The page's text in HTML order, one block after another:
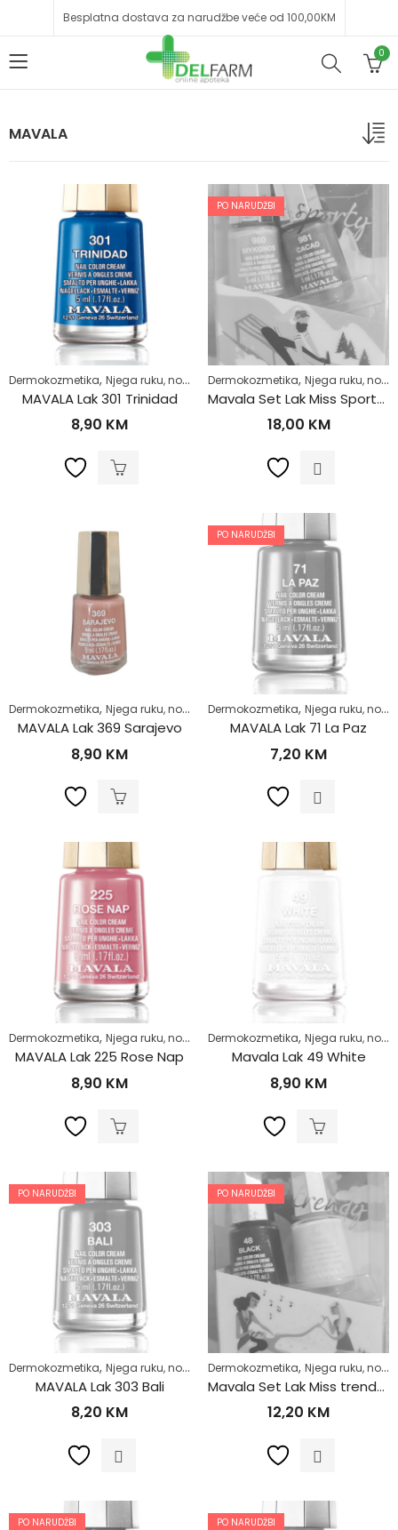
Besplatna dostava za narudžbe veće od 100,00KM
0
MAVALA
Dermokozmetika, Njega ruku, noktiju i stopala ,Njega tijela,Zdrav život
MAVALA Lak 301 Trinidad
8,90 KM
PO NARUDŽBI
Dermokozmetika, Njega ruku, noktiju i stopala
Mavala Set Lak Miss Sporty 2/1 980 – 981
18,00 KM
Dermokozmetika, Njega ruku, noktiju i stopala ,Zdrav život
MAVALA Lak 369 Sarajevo
8,90 KM
PO NARUDŽBI
Dermokozmetika, Njega ruku, noktiju i stopala
MAVALA Lak 71 La Paz
7,20 KM
Dermokozmetika, Njega ruku, noktiju i stopala ,Njega tijela,Zdrav život
MAVALA Lak 225 Rose Nap
8,90 KM
Dermokozmetika, Njega ruku, noktiju i stopala
Mavala Lak 49 White
8,90 KM
PO NARUDŽBI
Dermokozmetika, Njega ruku, noktiju i stopala ,Njega tijela,Zdrav život
MAVALA Lak 303 Bali
8,20 KM
PO NARUDŽBI
Dermokozmetika, Njega ruku, noktiju i stopala
Mavala Set Lak Miss trendy 48 – 49
12,20 KM
PO NARUDŽBI PO NARUDŽBI